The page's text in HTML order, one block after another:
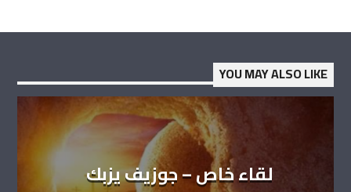
YOU MAY ALSO LIKE
لقاء خاص – جوزيف يزبك